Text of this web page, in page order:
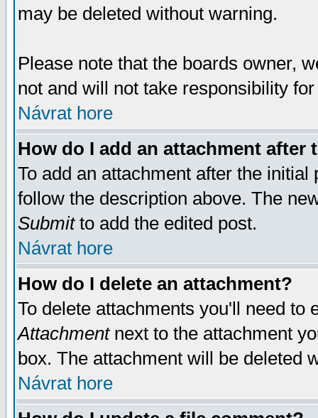
may be deleted without warning.
Please note that the boards owner,
not and will not take responsibility
Návrat hore
How do I add an attachment after
To add an attachment after the
follow the description above. The
Submitto add the edited post.
Návrat hore
How do I delete an attachment?
To delete attachments you'll need
Attachmentnext to the attachment
box. The attachment will be deleted
Návrat hore